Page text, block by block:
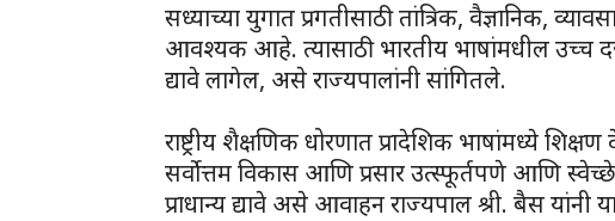
सध्याच्या युगात प्रगतीसाठी तांत्रिक, वैज्ञानिक,
आवश्यक आहे. त्यासाठी भारतीय भाषांमधील उच्च
द्यावे लागेल, असे राज्यपालांनी सांगितले.
राष्ट्रीय शैक्षणिक धोरणात प्रादेशिक भाषांमध्ये
सर्वोत्तम विकास आणि प्रसार उत्स्फूर्तपणे आणि
प्राधान्य द्यावे असे आवाहन राज्यपाल श्री. बैस यांनी